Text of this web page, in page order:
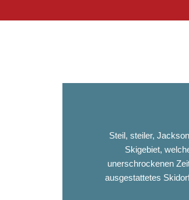
Steil, steiler,
Skigebiet,
unerschrockenen
ausgestattetes